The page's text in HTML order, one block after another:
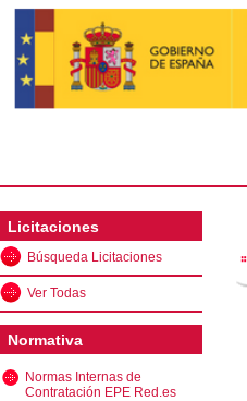
Licitaciones
Búsqueda Licitaciones
Ver Todas
Normativa
Normas Internas de
Contratación EPE Red.es